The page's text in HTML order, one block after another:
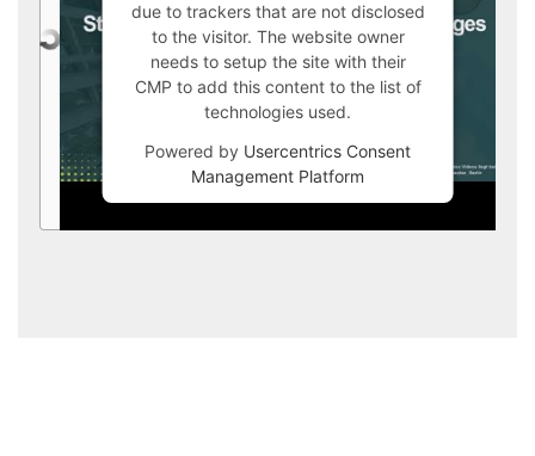
due to trackers that are not disclosed
to the visitor. The website owner
needs to setup the site with their
CMP to add this content to the list of
technologies used.
Powered by Usercentrics Consent
Management Platform